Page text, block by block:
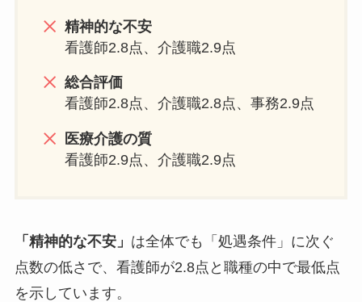
精神的な不安
看護師2.8点、介護職2.9点
総合評価
看護師2.8点、介護職2.8点、事務2.9点
医療介護の質
看護師2.9点、介護職2.9点
「精神的な不安」 は全体でも「処遇条件」に次ぐ
点数の低さで、看護師が2.8点と職種の中で最低点
を示しています。